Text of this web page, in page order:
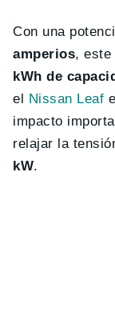
Con una
amperios, este
kWh de
el Nissan Leaf
impacto
relajar la
kW.